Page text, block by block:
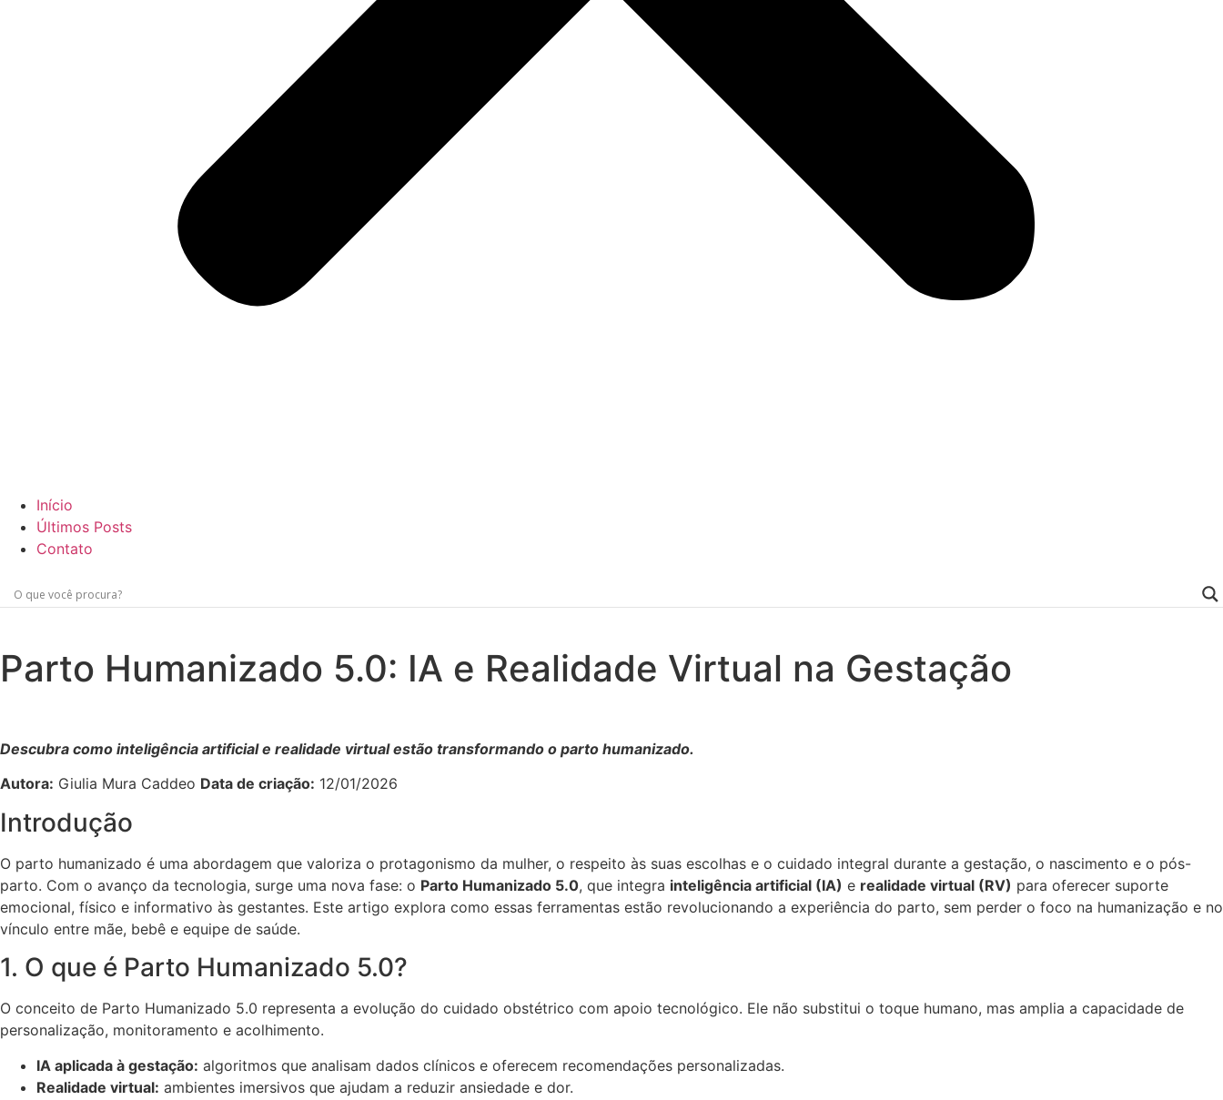
Início
Últimos Posts
Contato
Parto Humanizado 5.0: IA e Realidade Virtual na Gestação
Descubra como inteligência artificial e realidade virtual estão transformando o parto humanizado.
Autora: Giulia Mura Caddeo Data de criação: 12/01/2026
Introdução
O parto humanizado é uma abordagem que valoriza o protagonismo da mulher, o respeito às suas escolhas e o cuidado integral durante a gestação, o nascimento e o pós-
parto. Com o avanço da tecnologia, surge uma nova fase: o Parto Humanizado 5.0, que integra inteligência artificial (IA) e realidade virtual (RV) para oferecer suporte
emocional, físico e informativo às gestantes. Este artigo explora como essas ferramentas estão revolucionando a experiência do parto, sem perder o foco na humanização e no
vínculo entre mãe, bebê e equipe de saúde.
1. O que é Parto Humanizado 5.0?
O conceito de Parto Humanizado 5.0 representa a evolução do cuidado obstétrico com apoio tecnológico. Ele não substitui o toque humano, mas amplia a capacidade de
personalização, monitoramento e acolhimento.
IA aplicada à gestação: algoritmos que analisam dados clínicos e oferecem recomendações personalizadas.
Realidade virtual: ambientes imersivos que ajudam a reduzir ansiedade e dor.